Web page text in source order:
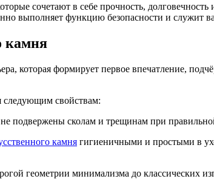
сочетают в себе прочность,
выполняет функцию безопасности и служит
камня
которая формирует первое впечатление,
следующим свойствам:
подвержены сколам и трещинам при
камня гигиеничными и простыми в
геометрии минимализма до классических